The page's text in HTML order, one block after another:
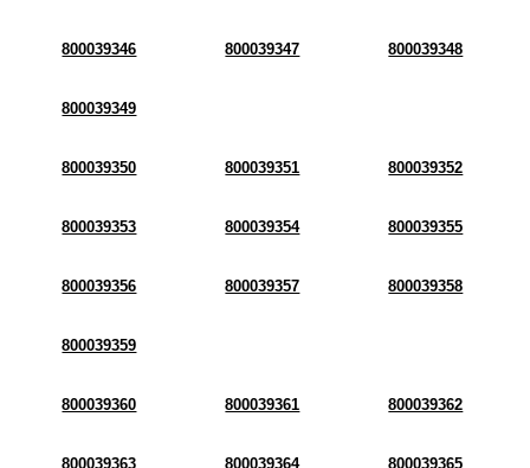
800039346 800039347 800039348
800039349
800039350 800039351 800039352
800039353 800039354 800039355
800039356 800039357 800039358
800039359
800039360 800039361 800039362
800039363 800039364 800039365